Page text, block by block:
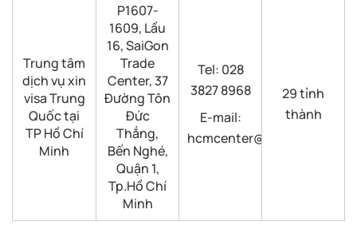
Trung tâm
dịch vụ xin
visa Trung
Quốc tại
TP Hồ Chí
Minh
P1607-
1609, Lầu
16, SaiGon
Trade
Center, 37
Đường Tôn
Đức
Thắng,
Bến Nghé,
Quận 1,
Tp.Hồ Chí
Minh
Tel: 028
3827 8968
E-mail:
29 tỉnh
thành